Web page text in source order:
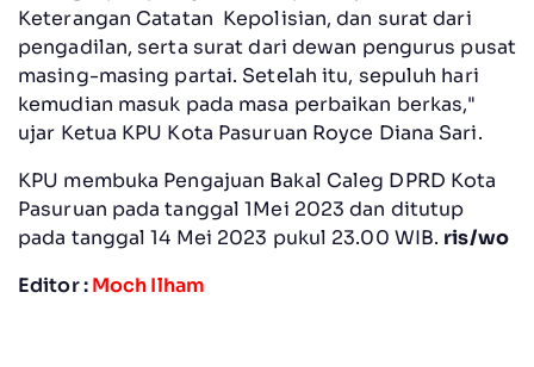
Keterangan Catatan Kepolisian, dan surat dari
pengadilan, serta surat dari dewan pengurus pusat
masing-masing partai. Setelah itu, sepuluh hari
kemudian masuk pada masa perbaikan berkas,"
ujar Ketua KPU Kota Pasuruan Royce Diana Sari.
KPU membuka Pengajuan Bakal Caleg DPRD Kota
Pasuruan pada tanggal 1Mei 2023 dan ditutup
pada tanggal 14 Mei 2023 pukul 23.00 WIB. ris/wo
Editor :Moch Ilham